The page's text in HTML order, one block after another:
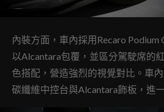
內裝方面，車內採用Recaro Podium
以Alcantara包覆，並區分駕駛席的
色搭配，營造強烈的視覺對比。車
碳纖維中控台與Alcantara飾板，進